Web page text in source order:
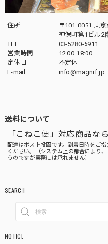
住所
〒101-0051 東
神保町第1ビル2
TEL
03-5280-5911
営業時間
12:00-18:00
定休日
不定休
E-mail
info@magnif.jp
送料について
「こねこ便」対応商品なら
配達はポスト投函です。到着日時をご
ください。（システム上の都合により
うのですが実際には承れません）
SEARCH
NOTICE